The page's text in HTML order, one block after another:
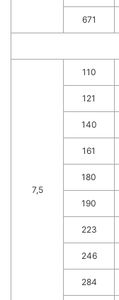
671
7,5
110
121
140
161
180
190
223
246
284